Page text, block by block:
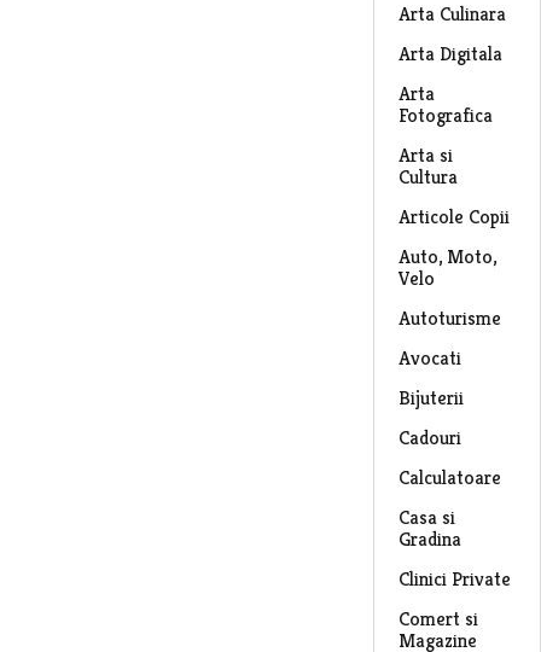
Arta Culinara
Arta Digitala
Arta
Fotografica
Arta si
Cultura
Articole Copii
Auto, Moto,
Velo
Autoturisme
Avocati
Bijuterii
Cadouri
Calculatoare
Casa si
Gradina
Clinici Private
Comert si
Magazine